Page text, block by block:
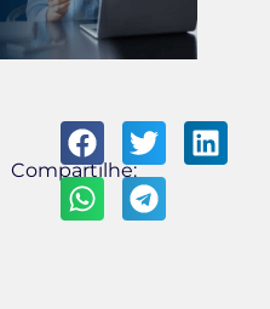
Compartilhe: